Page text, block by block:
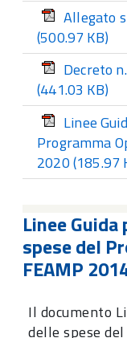
Allegato
(500.97 KB)
Decreto
(441.03 KB)
Linee
Programma
2020(185.97
Linee
spese del
FEAMP
Il documento
delle spese